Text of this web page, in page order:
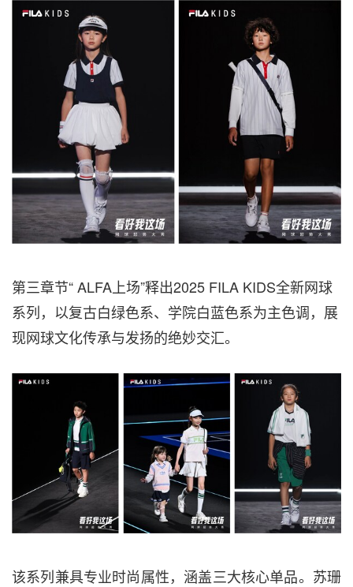
第三章节“ALFA上场”释出2025 FILA KIDS全新网球
系列，以复古白绿色系、学院白蓝色系为主色调，展
现网球文化传承与发扬的绝妙交汇。
该系列兼具专业时尚属性，涵盖三大核心单品。苏珊